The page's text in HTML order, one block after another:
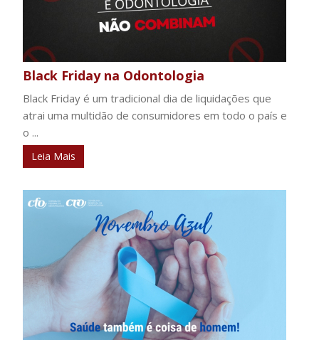
Black Friday na Odontologia
Black Friday é um tradicional dia de liquidações que
atrai uma multidão de consumidores em todo o país e
o ...
Leia Mais